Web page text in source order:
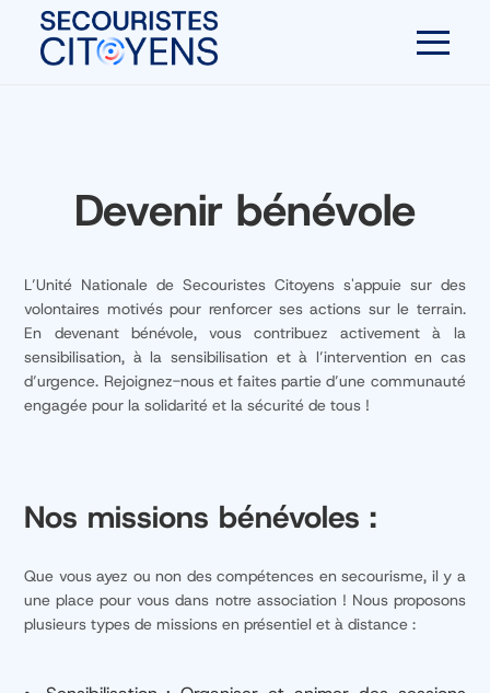
Devenir bénévole
L’Unité Nationale de Secouristes Citoyens s'appuie sur des
volontaires motivés pour renforcer ses actions sur le terrain.
En devenant bénévole, vous contribuez activement à la
sensibilisation, à la sensibilisation et à l’intervention en cas
d’urgence. Rejoignez-nous et faites partie d’une communauté
engagée pour la solidarité et la sécurité de tous !
Nos missions bénévoles :
Que vous ayez ou non des compétences en secourisme, il y a
une place pour vous dans notre association ! Nous proposons
plusieurs types de missions en présentiel et à distance :